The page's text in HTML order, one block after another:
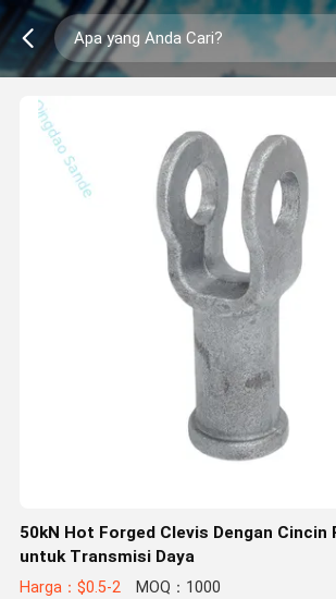
50kN Hot Forged Clevis Dengan Cincin
untuk Transmisi Daya
Harga：$0.5-2 MOQ：1000